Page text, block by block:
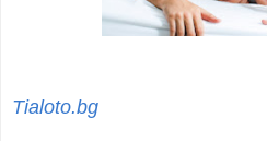
Tialoto.bg